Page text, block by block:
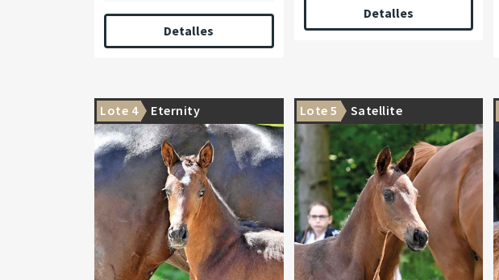
Detalles
Detalles
Lote 4 Eternity Lote 5 Satellite